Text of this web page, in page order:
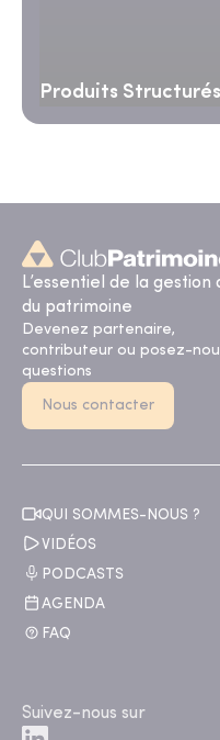
Produits Structurés
L’essentiel de la
du patrimoine
Devenez partenaire,
contributeur ou posez-
questions
Nous contacter
QUI SOMMES-NOUS ?
VIDÉOS
PODCASTS
AGENDA
FAQ
Suivez-nous sur